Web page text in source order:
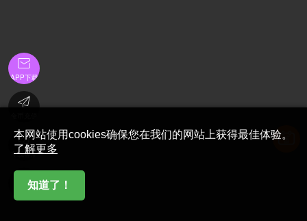
本网站使用cookies确保您在我们的网站上获得最佳体验。
了解更多
知道了！

APP下载


在线客服

首页